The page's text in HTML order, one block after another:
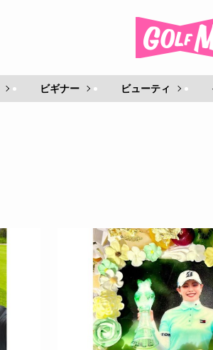
ビギナー ビューティ